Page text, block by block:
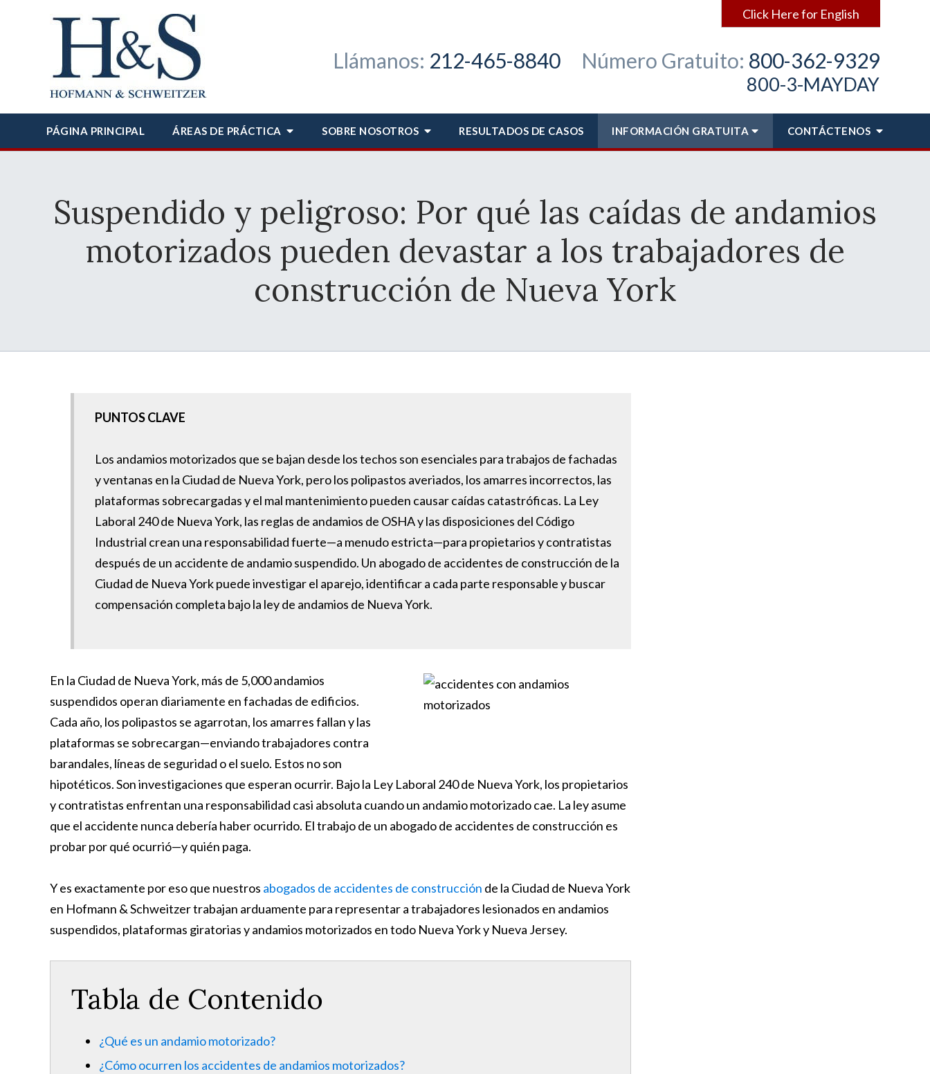
Click Here for English
Llámanos: 212-465-8840 Número Gratuito: 800-362-9329
800-3-MAYDAY
PÁGINA PRINCIPAL ÁREAS DE PRÁCTICA SOBRE NOSOTROS RESULTADOS DE CASOS INFORMACIÓN GRATUITA CONTÁCTENOS
Suspendido y peligroso: Por qué las caídas de andamios
motorizados pueden devastar a los trabajadores de
construcción de Nueva York
PUNTOS CLAVE
Los andamios motorizados que se bajan desde los techos son esenciales para trabajos de fachadas
y ventanas en la Ciudad de Nueva York, pero los polipastos averiados, los amarres incorrectos, las
plataformas sobrecargadas y el mal mantenimiento pueden causar caídas catastróficas. La Ley
Laboral 240 de Nueva York, las reglas de andamios de OSHA y las disposiciones del Código
Industrial crean una responsabilidad fuerte—a menudo estricta—para propietarios y contratistas
después de un accidente de andamio suspendido. Un abogado de accidentes de construcción de la
Ciudad de Nueva York puede investigar el aparejo, identificar a cada parte responsable y buscar
compensación completa bajo la ley de andamios de Nueva York.
En la Ciudad de Nueva York, más de 5,000 andamios
suspendidos operan diariamente en fachadas de edificios.
Cada año, los polipastos se agarrotan, los amarres fallan y las
plataformas se sobrecargan—enviando trabajadores contra
barandales, líneas de seguridad o el suelo. Estos no son
hipotéticos. Son investigaciones que esperan ocurrir. Bajo la Ley Laboral 240 de Nueva York, los propietarios
y contratistas enfrentan una responsabilidad casi absoluta cuando un andamio motorizado cae. La ley asume
que el accidente nunca debería haber ocurrido. El trabajo de un abogado de accidentes de construcción es
probar por qué ocurrió—y quién paga.
Y es exactamente por eso que nuestros abogados de accidentes de construcción de la Ciudad de Nueva York
en Hofmann & Schweitzer trabajan arduamente para representar a trabajadores lesionados en andamios
suspendidos, plataformas giratorias y andamios motorizados en todo Nueva York y Nueva Jersey.
Tabla de Contenido
¿Qué es un andamio motorizado?
¿Cómo ocurren los accidentes de andamios motorizados?